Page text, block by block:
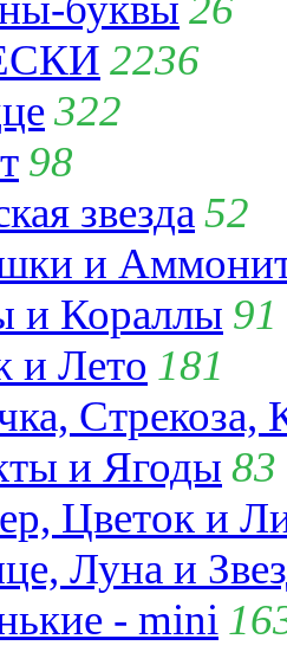
2236
322
98
звезда 52
и
и Кораллы 91
и Лето 181
и Ягоды 83
Цветок и
Луна и
- mini